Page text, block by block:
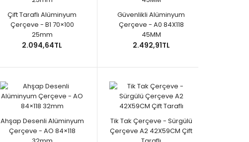
Çift Taraflı Alüminyum
Çerçeve - B1 70×100
25mm
2.094,64TL
Güvenlikli Alüminyum
Çerçeve - A0 84X118
45MM
2.492,91TL
Ahşap Desenli Alüminyum
Çerçeve - AO 84×118
Tik Tak Çerçeve - Sürgülü
Çerçeve A2 42X59CM Çift